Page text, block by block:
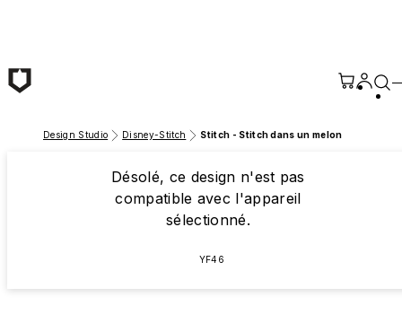
Design Studio Disney-Stitch Stitch - Stitch dans un melon
Désolé, ce design n'est pas
compatible avec l'appareil
sélectionné.
YF46